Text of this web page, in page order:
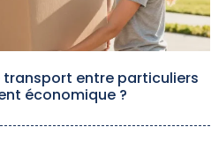
transport entre particuliers
économique ?